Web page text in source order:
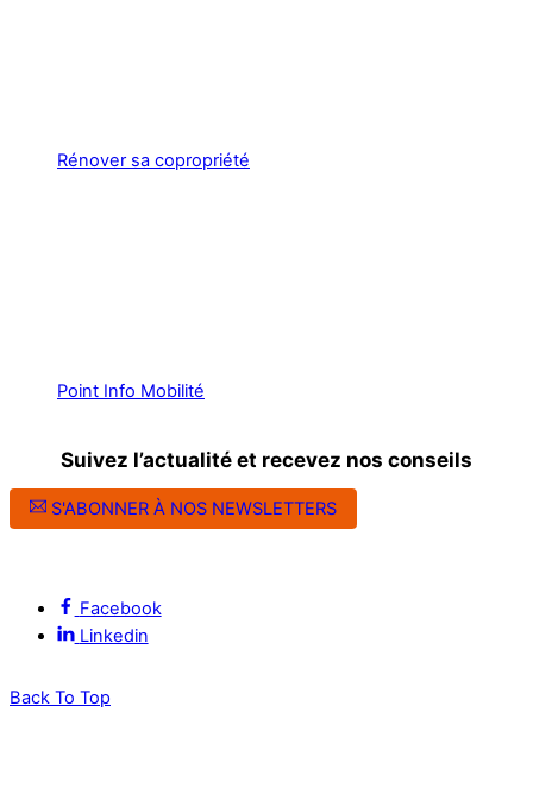
Rénover sa copropriété
Point Info Mobilité
Suivez l’actualité et recevez nos conseils
S'ABONNER À NOS NEWSLETTERS
Facebook
Linkedin
Back To Top